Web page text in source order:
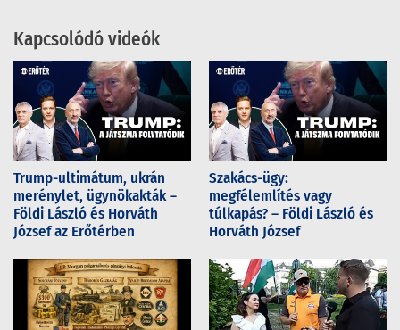
Kapcsolódó videók
Trump-ultimátum, ukrán
merénylet, ügynökakták –
Földi László és Horváth
József az Erőtérben
Szakács-ügy:
megfélemlítés vagy
túlkapás? – Földi László és
Horváth József